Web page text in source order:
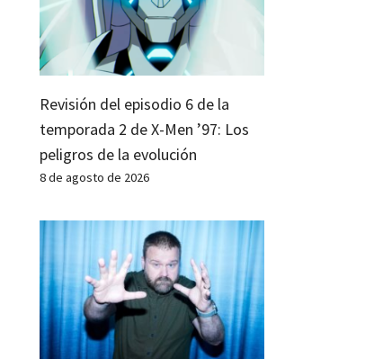
Revisión del episodio 6 de la
temporada 2 de X-Men ’97: Los
peligros de la evolución
8 de agosto de 2026